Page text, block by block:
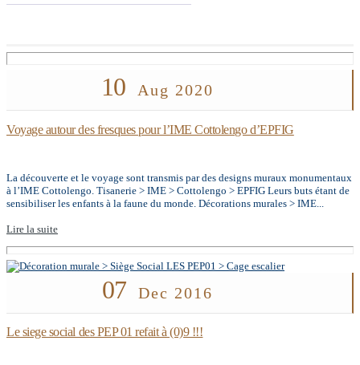
10 Aug 2020
Voyage autour des fresques pour l’IME Cottolengo d’EPFIG
La découverte et le voyage sont transmis par des designs muraux monumentaux
à l’IME Cottolengo. Tisanerie > IME > Cottolengo > EPFIG Leurs buts étant de
sensibiliser les enfants à la faune du monde. Décorations murales > IME...
Lire la suite
07 Dec 2016
Le siege social des PEP 01 refait à (0)9 !!!